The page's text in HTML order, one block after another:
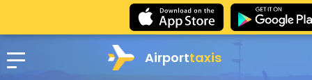
Airporttaxis